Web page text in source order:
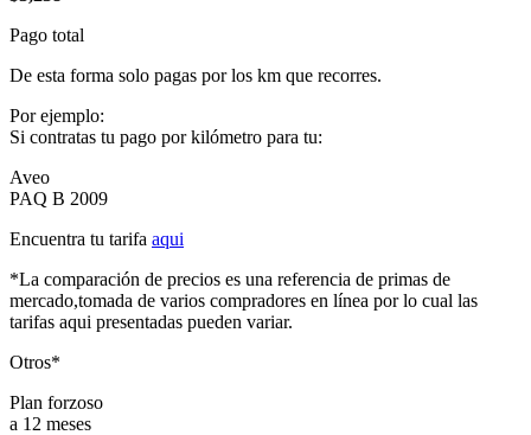
Pago total
De esta forma solo pagas por los km que recorres.
Por ejemplo:
Si contratas tu pago por kilómetro para tu:
Aveo
PAQ B 2009
Encuentra tu tarifa aqui
*La comparación de precios es una referencia de primas de
mercado,tomada de varios compradores en línea por lo cual las
tarifas aqui presentadas pueden variar.
Otros*
Plan forzoso
a 12 meses